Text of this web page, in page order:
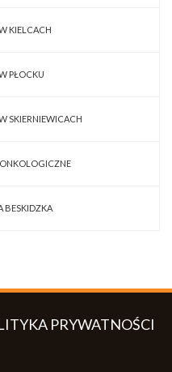
KIELCACH
PŁOCKU
SKIERNIEWICACH
BESKIDZKA
PRYWATNOŚCI